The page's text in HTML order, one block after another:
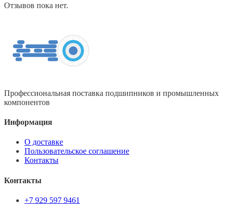
Отзывов пока нет.
Профессиональная поставка подшипников и промышленных
компонентов
Информация
О доставке
Пользовательское соглашение
Контакты
Контакты
+7 929 597 9461